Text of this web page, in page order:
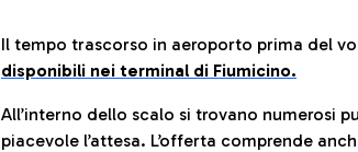
Il tempo trascorso in aeroporto prima del
disponibili nei terminal di Fiumicino.
All’interno dello scalo si trovano numerosi
piacevole l’attesa. L’offerta comprende